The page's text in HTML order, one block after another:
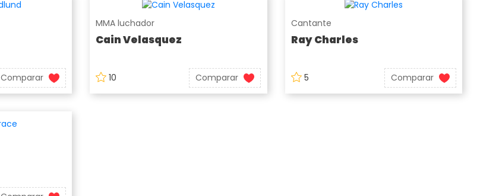
Comparar
MMA luchador
Cain Velasquez
10 Comparar
Cantante
Ray Charles
5 Comparar